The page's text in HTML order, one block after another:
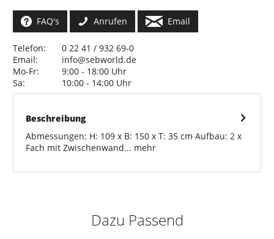
FAQ's Anrufen Email
Telefon:
0 22 41 / 932 69-0
Email:
info@sebworld.de
Mo-Fr:
9:00 - 18:00 Uhr
Sa:
10:00 - 14:00 Uhr
Beschreibung
Abmessungen: H: 109 x B: 150 x T: 35 cm Aufbau: 2 x
Fach mit Zwischenwand... mehr
Dazu Passend